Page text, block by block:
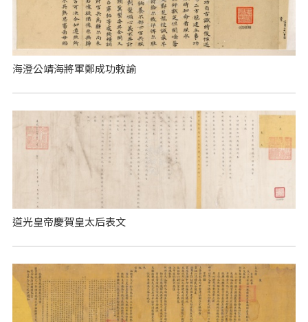
海澄公靖海將軍鄭成功敕諭
道光皇帝慶賀皇太后表文